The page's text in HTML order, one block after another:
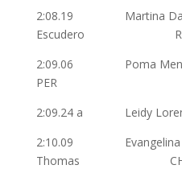
2:08.19 Martina
Escudero
2:09.06 Poma
PER
2:09.24 a Leidy
2:10.09 Evangelina
Thomas